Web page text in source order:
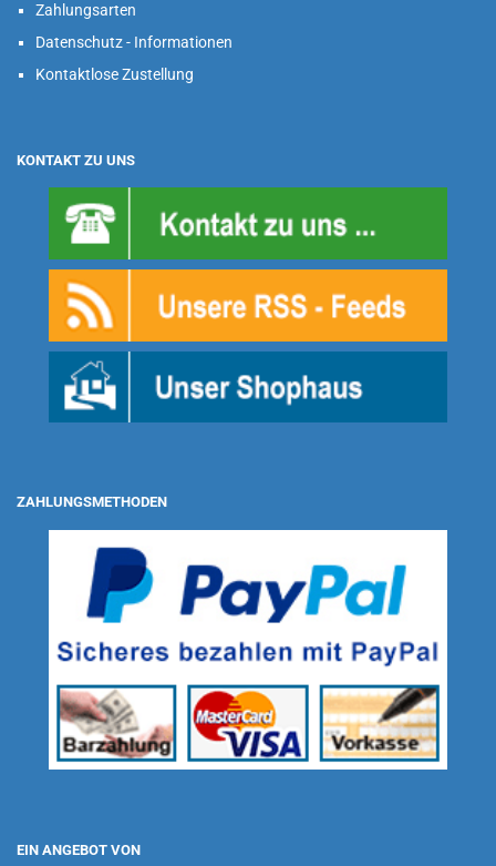
Zahlungsarten
Datenschutz - Informationen
Kontaktlose Zustellung
KONTAKT ZU UNS
ZAHLUNGSMETHODEN
EIN ANGEBOT VON